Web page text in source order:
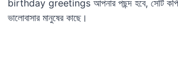
birthday greetings আপনার পছন্দ হবে, সেটি কপি
ভালোবাসার মানুষের কাছে।